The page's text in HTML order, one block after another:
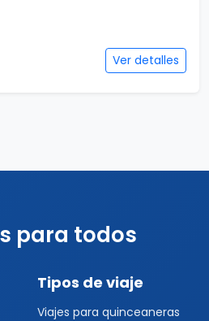
Ver detalles
para todos
Tipos de viaje
Viajes para quinceaneras